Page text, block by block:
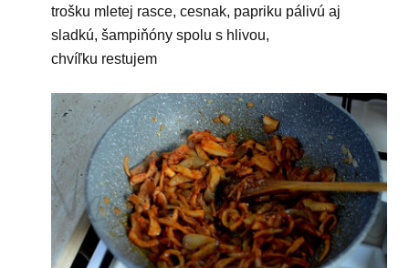
trošku mletej rasce, cesnak, papriku pálivú aj
sladkú, šampiňóny spolu s hlivou,
chvíľku restujem